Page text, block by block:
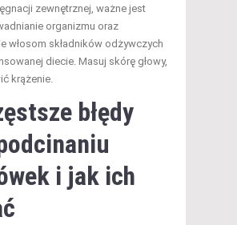
zewnętrznej, ważne jest
organizmu oraz
włosom składników odżywczych
diecie. Masuj skórę głowy,
krążenie.
błędy
i jak ich